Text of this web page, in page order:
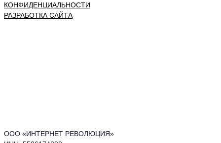
ООО «ИНТЕРНЕТ РЕВОЛЮЦИЯ»
КОНФИДЕНЦИАЛЬНОСТИ
РАЗРАБОТКА САЙТА